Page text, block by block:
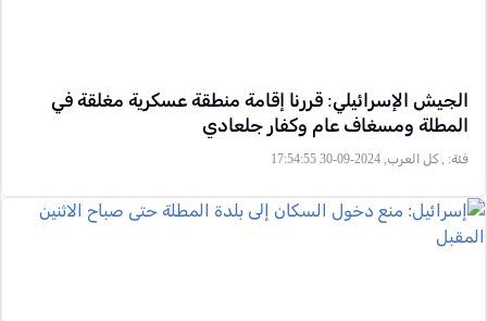
الجيش الإسرائيلي: قررنا إقامة منطقة عسكرية مغلقة في
المطلة ومسغاف عام وكفار جلعادي
فئة: , كل العرب, 2024-09-30 17:54:55